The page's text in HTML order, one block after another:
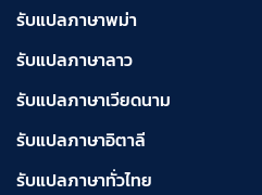
รับแปลภาษาพม่า
รับแปลภาษาลาว
รับแปลภาษาเวียดนาม
รับแปลภาษาอิตาลี
รับแปลภาษาทั่วไทย